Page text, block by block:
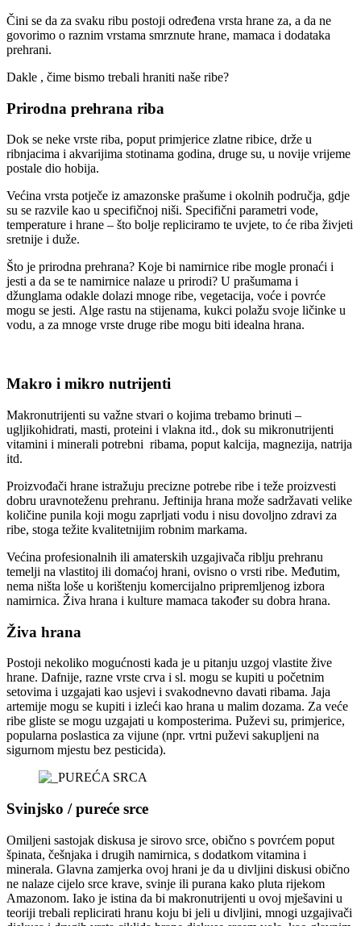
Čini se da za svaku ribu postoji određena vrsta hrane za, a da ne
govorimo o raznim vrstama smrznute hrane, mamaca i dodataka
prehrani.
Dakle , čime bismo trebali hraniti naše ribe?
Prirodna prehrana riba
Dok se neke vrste riba, poput primjerice zlatne ribice, drže u
ribnjacima i akvarijima stotinama godina, druge su, u novije vrijeme
postale dio hobija.
Većina vrsta potječe iz amazonske prašume i okolnih područja, gdje
su se razvile kao u specifičnoj niši. Specifični parametri vode,
temperature i hrane – što bolje repliciramo te uvjete, to će riba živjeti
sretnije i duže.
Što je prirodna prehrana? Koje bi namirnice ribe mogle pronaći i
jesti a da se te namirnice nalaze u prirodi? U prašumama i
džunglama odakle dolazi mnoge ribe, vegetacija, voće i povrće
mogu se jesti. Alge rastu na stijenama, kukci polažu svoje ličinke u
vodu, a za mnoge vrste druge ribe mogu biti idealna hrana.
Makro i mikro nutrijenti
Makronutrijenti su važne stvari o kojima trebamo brinuti –
ugljikohidrati, masti, proteini i vlakna itd., dok su mikronutrijenti
vitamini i minerali potrebni ribama, poput kalcija, magnezija, natrija
itd.
Proizvođači hrane istražuju precizne potrebe ribe i teže proizvesti
dobru uravnoteženu prehranu. Jeftinija hrana može sadržavati velike
količine punila koji mogu zaprljati vodu i nisu dovoljno zdravi za
ribe, stoga težite kvalitetnijim robnim markama.
Većina profesionalnih ili amaterskih uzgajivača riblju prehranu
temelji na vlastitoj ili domaćoj hrani, ovisno o vrsti ribe. Međutim,
nema ništa loše u korištenju komercijalno pripremljenog izbora
namirnica. Živa hrana i kulture mamaca također su dobra hrana.
Živa hrana
Postoji nekoliko mogućnosti kada je u pitanju uzgoj vlastite žive
hrane. Dafnije, razne vrste crva i sl. mogu se kupiti u početnim
setovima i uzgajati kao usjevi i svakodnevno davati ribama. Jaja
artemije mogu se kupiti i izleći kao hrana u malim dozama. Za veće
ribe gliste se mogu uzgajati u komposterima. Puževi su, primjerice,
popularna poslastica za vijune (npr. vrtni puževi sakupljeni na
sigurnom mjestu bez pesticida).
Svinjsko / pureće srce
Omiljeni sastojak diskusa je sirovo srce, obično s povrćem poput
špinata, češnjaka i drugih namirnica, s dodatkom vitamina i
minerala. Glavna zamjerka ovoj hrani je da u divljini diskusi obično
ne nalaze cijelo srce krave, svinje ili purana kako pluta rijekom
Amazonom. Iako je istina da bi makronutrijenti u ovoj mješavini u
teoriji trebali replicirati hranu koju bi jeli u divljini, mnogi uzgajivači